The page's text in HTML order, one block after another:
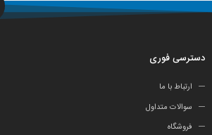
دسترسی فوری
ارتباط با ما
سوالات متداول
فروشگاه